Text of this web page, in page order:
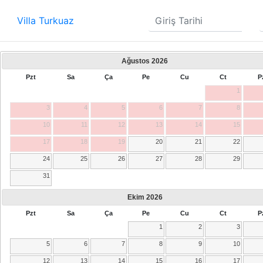
Villa Turkuaz
Ağustos 2026
Pzt Sa Ça Pe Cu Ct
1
3 4 5 6 7 8
10 11 12 13 14 15
17 18 19 20 21 22
24 25 26 27 28 29
31
Ekim 2026
Pzt Sa Ça Pe Cu Ct
1
2 3
5 6 7 8 9 10
12 13 14 15 16 17